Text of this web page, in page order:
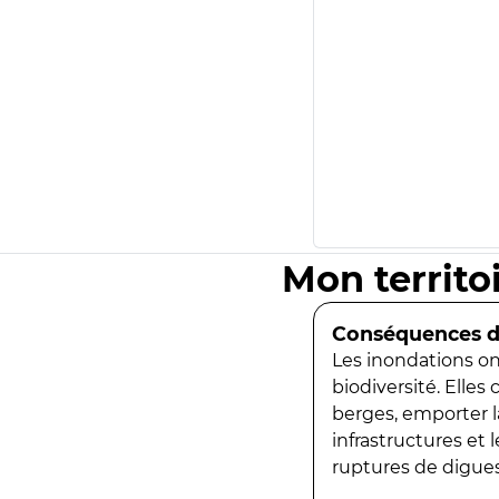
Mon
Conséquences
Les inondations
biodiversité. Elles
berges, emporter
infrastructures et
ruptures de